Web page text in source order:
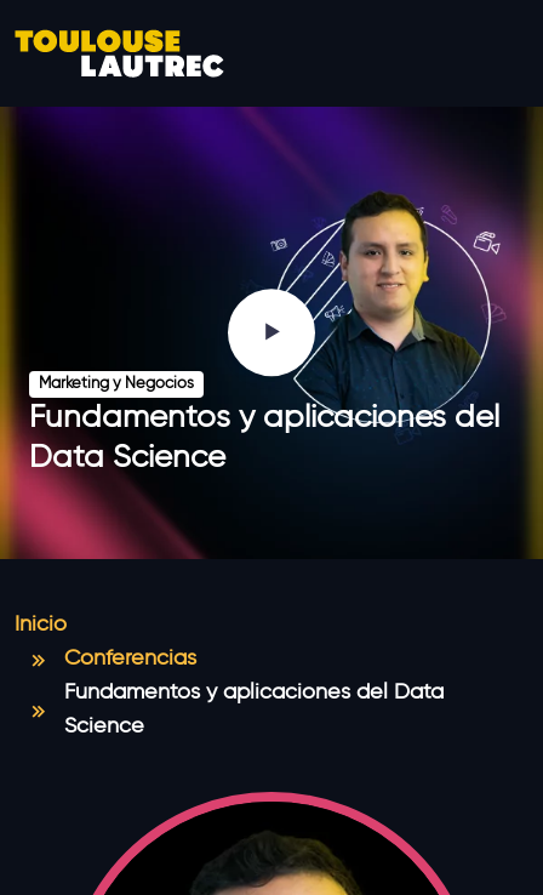
Marketing y Negocios
Fundamentos y aplicaciones del
Data Science
Inicio
Conferencias
Fundamentos y aplicaciones del Data
Science